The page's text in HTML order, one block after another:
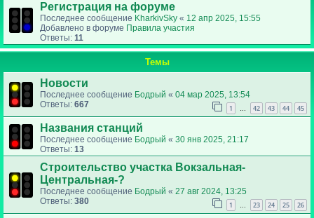
Регистрация на форуме
Последнее сообщение KharkivSky « 12 апр 2025, 15:55
Добавлено в форуме Правила участия
Ответы: 11
Темы
Новости
Последнее сообщение Бодрый « 04 мар 2025, 13:54
Ответы: 667 1 … 42 43 44 45
Названия станций
Последнее сообщение Бодрый « 30 янв 2025, 21:17
Ответы: 13
Строительство участка Вокзальная-
Центральная-?
Последнее сообщение Бодрый « 27 авг 2024, 13:25
Ответы: 380 1 … 23 24 25 26